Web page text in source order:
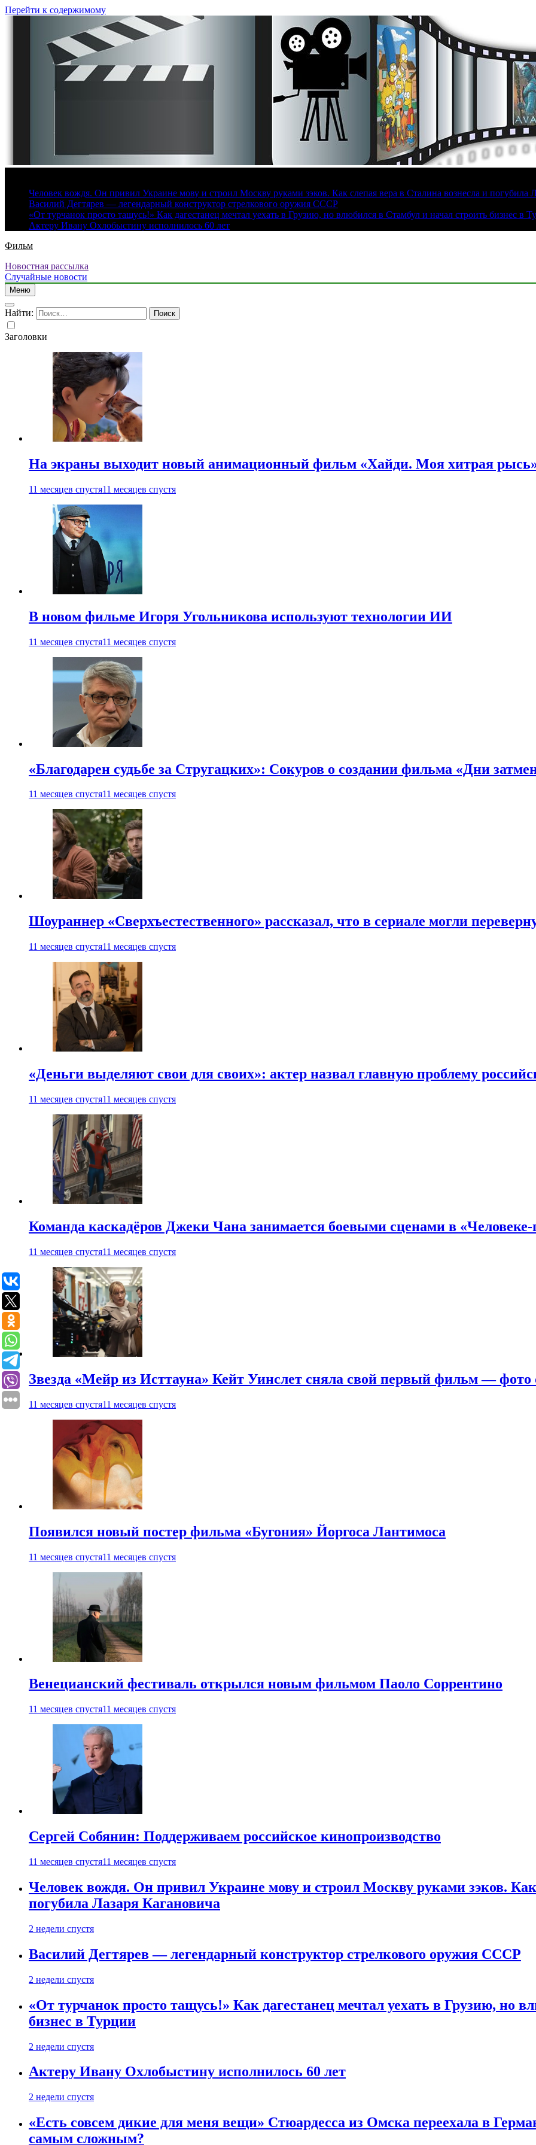
Перейти к содержимому
Человек вождя. Он привил Украине мову и строил Москву руками зэков. Как слепая вера в Сталина вознесла и погубила
Василий Дегтярев — легендарный конструктор стрелкового оружия СССР
«От турчанок просто тащусь!» Как дагестанец мечтал уехать в Грузию, но влюбился в Стамбул и начал строить бизнес в
Актеру Ивану Охлобыстину исполнилось 60 лет
Фильм
Новостная рассылка
Случайные новости
Меню
Найти:
Заголовки
На экраны выходит новый анимационный фильм «Хайди. Моя хитрая
11 месяцев спустя11 месяцев спустя
В новом фильме Игоря Угольникова используют технологии ИИ
11 месяцев спустя11 месяцев спустя
«Благодарен судьбе за Стругацких»: Сокуров о создании фильма «Дни
11 месяцев спустя11 месяцев спустя
Шоураннер «Сверхъестественного» рассказал, что в сериале могли
11 месяцев спустя11 месяцев спустя
«Деньги выделяют свои для своих»: актер назвал главную проблему
11 месяцев спустя11 месяцев спустя
Команда каскадёров Джеки Чана занимается боевыми сценами в «Человеке-
11 месяцев спустя11 месяцев спустя
Звезда «Мейр из Исттауна» Кейт Уинслет сняла свой первый фильм — фото
11 месяцев спустя11 месяцев спустя
Появился новый постер фильма «Бугония» Йоргоса Лантимоса
11 месяцев спустя11 месяцев спустя
Венецианский фестиваль открылся новым фильмом Паоло Соррентино
11 месяцев спустя11 месяцев спустя
Сергей Собянин: Поддерживаем российское кинопроизводство
11 месяцев спустя11 месяцев спустя
Человек вождя. Он привил Украине мову и строил Москву руками зэков.
погубила Лазаря Кагановича
2 недели спустя
Василий Дегтярев — легендарный конструктор стрелкового оружия СССР
2 недели спустя
«От турчанок просто тащусь!» Как дагестанец мечтал уехать в Грузию, но
бизнес в Турции
2 недели спустя
Актеру Ивану Охлобыстину исполнилось 60 лет
2 недели спустя
«Есть совсем дикие для меня вещи» Стюардесса из Омска переехала в
самым сложным?